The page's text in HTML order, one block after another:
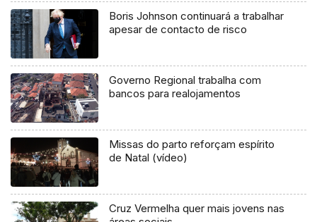
Boris Johnson continuará a trabalhar
apesar de contacto de risco
Governo Regional trabalha com
bancos para realojamentos
Missas do parto reforçam espírito
de Natal (vídeo)
Cruz Vermelha quer mais jovens nas